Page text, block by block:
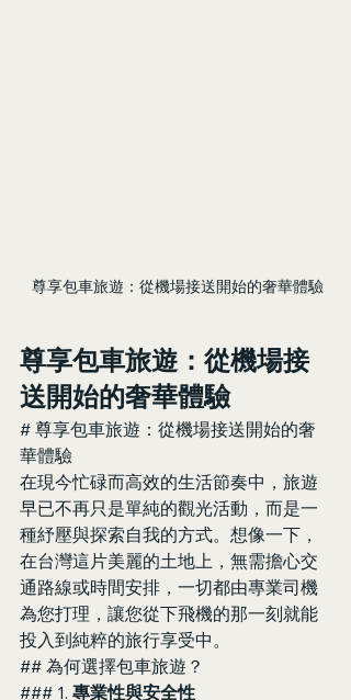
尊享包車旅遊：從機場接送開始的奢華體驗
尊享包車旅遊：從機場接
送開始的奢華體驗
# 尊享包車旅遊：從機場接送開始的奢
華體驗
在現今忙碌而高效的生活節奏中，旅遊
早已不再只是單純的觀光活動，而是一
種紓壓與探索自我的方式。想像一下，
在台灣這片美麗的土地上，無需擔心交
通路線或時間安排，一切都由專業司機
為您打理，讓您從下飛機的那一刻就能
投入到純粹的旅行享受中。
## 為何選擇包車旅遊？
### 1. 專業性與安全性